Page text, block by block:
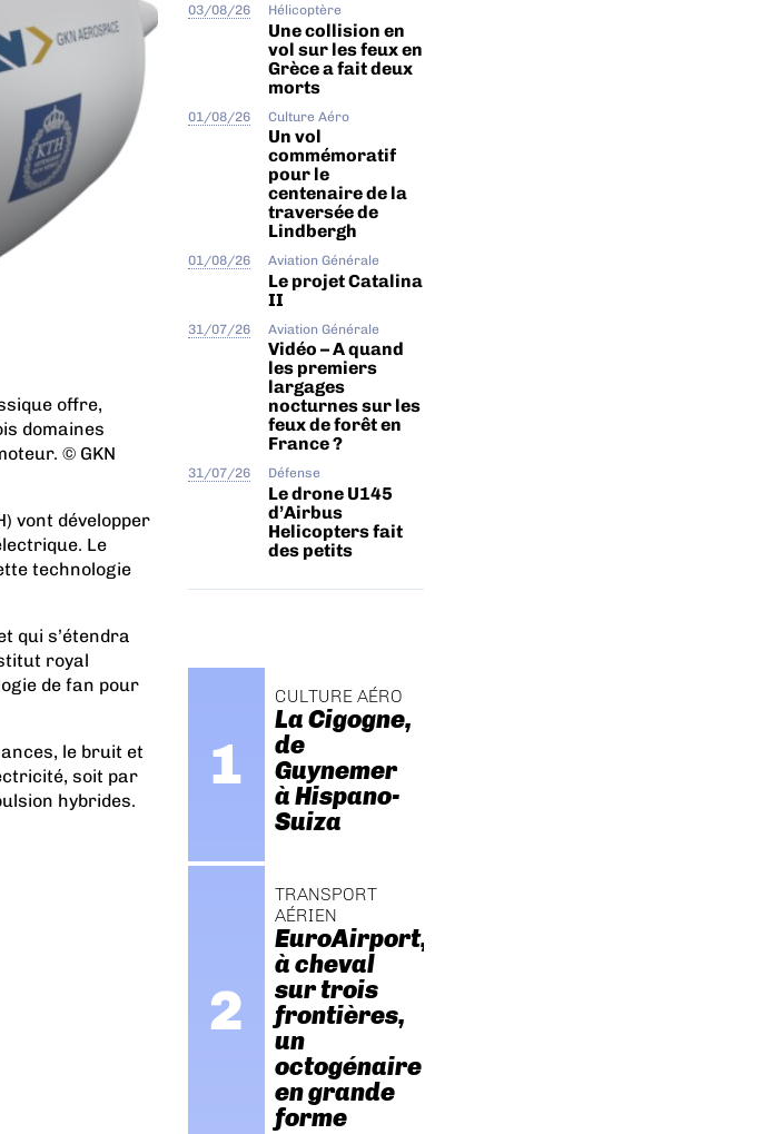
offre,
domaines
© GKN
vont développer
Le
technologie
qui s’étendra
royal
de fan pour
le bruit et
soit par
hybrides.
03/08/26 Hélicoptère
Une collision en
vol sur les feux en
Grèce a fait deux
morts
01/08/26 Culture Aéro
Un vol
commémoratif
pour le
centenaire de la
traversée de
Lindbergh
01/08/26 Aviation Générale
Le projet Catalina
II
31/07/26 Aviation Générale
Vidéo – A quand
les premiers
largages
nocturnes sur les
feux de forêt en
France ?
31/07/26 Défense
Le drone U145
d’Airbus
Helicopters fait
des petits
CULTURE AÉRO
La Cigogne,
de
Guynemer
à Hispano-
Suiza
TRANSPORT
AÉRIEN
EuroAirport,
à cheval
sur trois
frontières,
un
octogénaire
en grande
forme